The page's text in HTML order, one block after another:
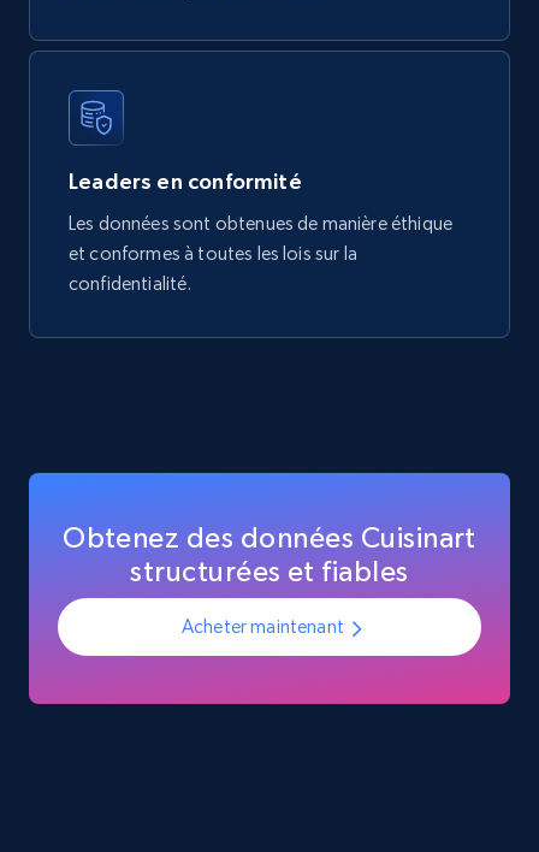
Leaders en conformité
Les données sont obtenues de manière éthique
et conformes à toutes les lois sur la
confidentialité.
Obtenez des données Cuisinart
structurées et fiables
Acheter maintenant